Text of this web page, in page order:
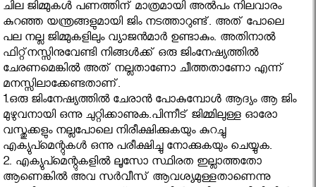
ചില ജിമ്മുകൾ പണത്തിന് മാത്രമായി അല്‍പം നിലവാരം
കുറഞ്ഞ യന്ത്രങ്ങളുമായി ജിം നടത്താറുണ്ട്. അത് പോലെ
പല നല്ല ജിമ്മുകളിലും വ്യാജന്‍മാര്‍ ഉണ്ടാകും. അതിനാൽ
ഫിറ്റ്നസ്സിനുവേണ്ടി നിങ്ങൾക്ക് ഒരു ജിംനേഷ്യത്തില്‍
ചേരണമെങ്കിൽ അത് നല്ലതാണോ ചീത്തതാണോ എന്ന്
മനസ്സിലാക്കേണ്ടതാണ്.
1.ഒരു ജിംനേഷ്യത്തില്‍ ചേരാൻ പോകുമ്പോൾ ആദ്യം ആ ജിം
മുഴുവനായി ഒന്നു ചുറ്റിക്കാണുക.പിന്നീട് ജിമ്മിലുള്ള ഓരോ
വസ്തുക്കളും നല്ലപോലെ നിരീക്ഷിക്കുകയും കുറച്ചു
എക്യുപ്മെന്റുകള്‍ ഒന്നു പരീക്ഷിച്ചു നോക്കുകയും ചെയ്യുക.
2. എക്യുപ്മെന്റുകളിൽ ലൂസോ സ്ഥിരത ഇല്ലാത്തതോ
ആണെങ്കില്‍ അവ സര്‍വീസ്‌ ആവശ്യമുള്ളതാണെന്നു